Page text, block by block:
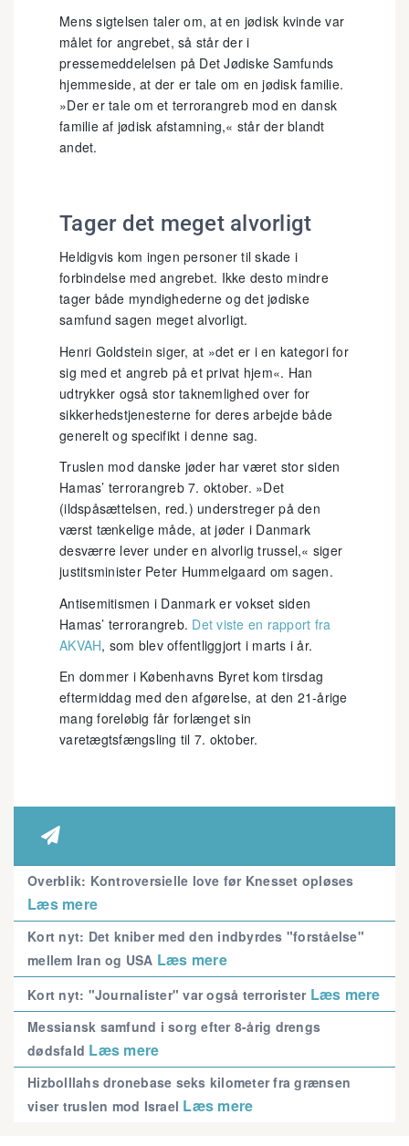
Mens sigtelsen taler om, at en jødisk kvinde var
målet for angrebet, så står der i
pressemeddelelsen på Det Jødiske Samfunds
hjemmeside, at der er tale om en jødisk familie.
»Der er tale om et terrorangreb mod en dansk
familie af jødisk afstamning,« står der blandt
andet.
Tager det meget alvorligt
Heldigvis kom ingen personer til skade i
forbindelse med angrebet. Ikke desto mindre
tager både myndighederne og det jødiske
samfund sagen meget alvorligt.
Henri Goldstein siger, at »det er i en kategori for
sig med et angreb på et privat hjem«. Han
udtrykker også stor taknemlighed over for
sikkerhedstjenesterne for deres arbejde både
generelt og specifikt i denne sag.
Truslen mod danske jøder har været stor siden
Hamas’ terrorangreb 7. oktober. »Det
(ildspåsættelsen, red.) understreger på den
værst tænkelige måde, at jøder i Danmark
desværre lever under en alvorlig trussel,« siger
justitsminister Peter Hummelgaard om sagen.
Antisemitismen i Danmark er vokset siden
Hamas’ terrorangreb. Det viste en rapport fra
AKVAH, som blev offentliggjort i marts i år.
En dommer i Københavns Byret kom tirsdag
eftermiddag med den afgørelse, at den 21-årige
mang foreløbig får forlænget sin
varetægtsfængsling til 7. oktober.

Overblik: Kontroversielle love før Knesset opløses
Læs mere
Kort nyt: Det kniber med den indbyrdes "forståelse"
mellem Iran og USA Læs mere
Kort nyt: "Journalister" var også terrorister Læs mere
Messiansk samfund i sorg efter 8-årig drengs
dødsfald Læs mere
Hizbolllahs dronebase seks kilometer fra grænsen
viser truslen mod Israel Læs mere